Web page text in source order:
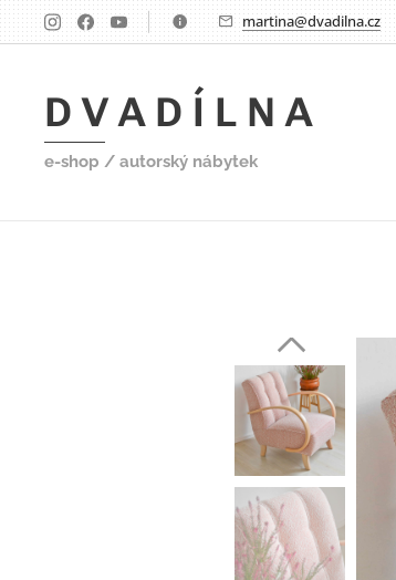
martina@dvadilna.cz
D V A D Í L N A
e-shop / autorský nábytek